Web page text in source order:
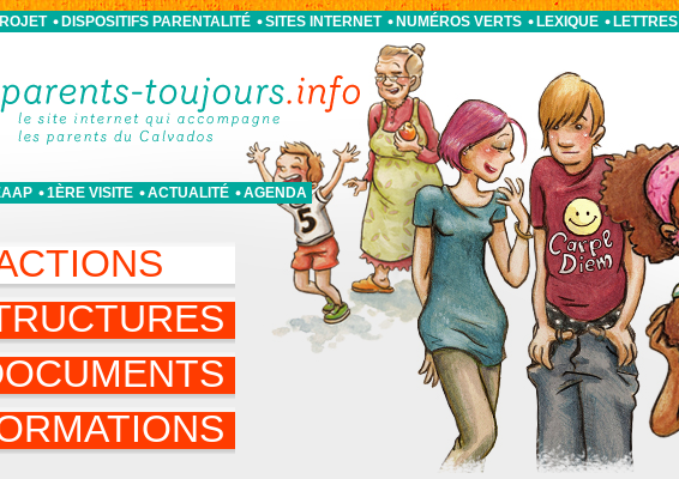
1ÈRE VISITE ACTUALITÉ AGENDA
DISPOSITIFS PARENTALITÉ SITES INTERNET NUMÉROS VERTS LEXIQUE